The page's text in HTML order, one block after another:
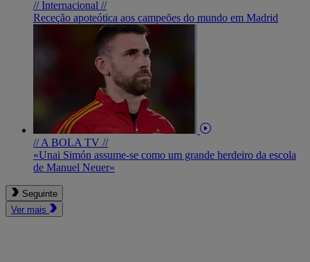
// Internacional //
Receção apoteótica aos campeões do mundo em Madrid
// A BOLA TV //
«Unai Simón assume-se como um grande herdeiro da escola
de Manuel Neuer»
Seguinte
Ver mais